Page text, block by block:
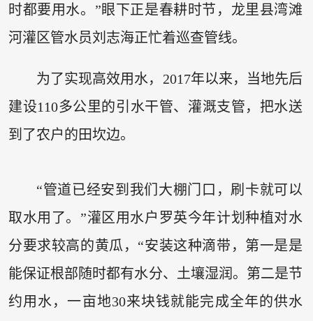
时都要用水。”眼下正是春耕时节，龙里县湾滩
河灌区管水员刘志海正忙着巡查管线。
为了实现高效用水，2017年以来，当地先后
建设110多公里的引水干管、灌溉支管，把水送
到了农户的田坎边。
“管道已经安到我们大棚门口，刷卡就可以
取水用了。”灌区用水户罗英今年计划种植对水
分要求较高的黄瓜，“安装这种滴带，第一是是
能保证根部随时都有水分、土壤湿润。第二是节
约用水，一亩地30来块钱就能完成全年的供水